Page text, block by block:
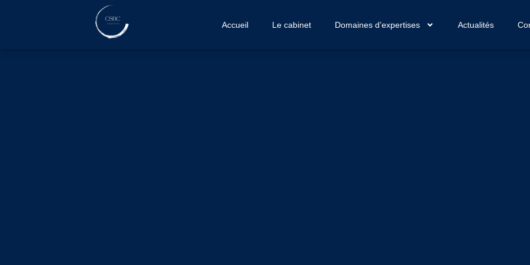
Accueil Le cabinet Domaines d’expertises Actualités